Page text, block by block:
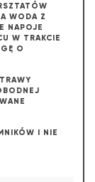
WODA Z
NAPOJE
W TRAKCIE
O
I NIE